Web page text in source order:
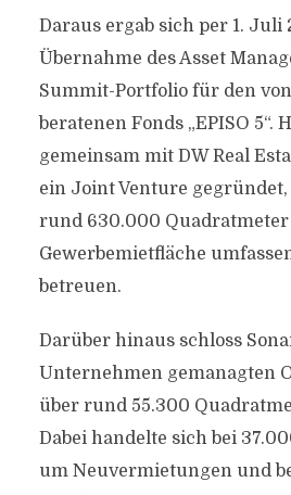
Daraus ergab sich per 1. Juli
Übernahme des Asset
Summit-Portfolio für den
beratenen Fonds „EPISO
gemeinsam mit DW Real
ein Joint Venture
rund 630.000 Quadratmeter
Gewerbemietfläche
betreuen.
Darüber hinaus schloss
Unternehmen gemanagten
über rund 55.300
Dabei handelte sich bei
um Neuvermietungen und